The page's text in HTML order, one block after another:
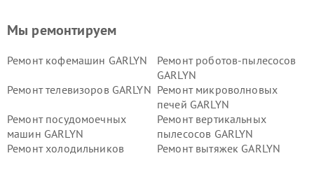
Мы ремонтируем
Ремонт кофемашин GARLYN
Ремонт роботов-пылесосов
GARLYN
Ремонт телевизоров GARLYN Ремонт микроволновых
печей GARLYN
Ремонт посудомоечных
машин GARLYN
Ремонт вертикальных
пылесосов GARLYN
Ремонт холодильников
Ремонт вытяжек GARLYN